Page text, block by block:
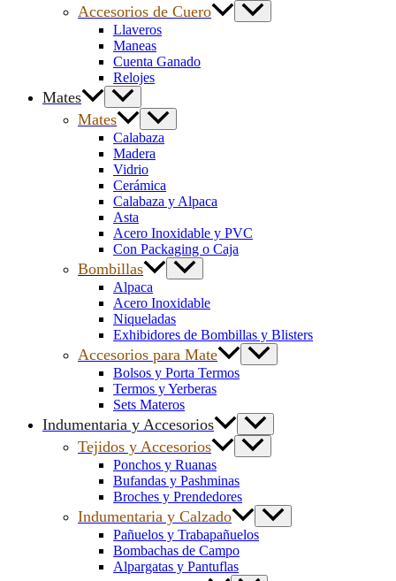
Accesorios de Cuero
Llaveros
Maneas
Cuenta Ganado
Relojes
Mates
Mates
Calabaza
Madera
Vidrio
Cerámica
Calabaza y Alpaca
Asta
Acero Inoxidable y PVC
Con Packaging o Caja
Bombillas
Alpaca
Acero Inoxidable
Niqueladas
Exhibidores de Bombillas y Blisters
Accesorios para Mate
Bolsos y Porta Termos
Termos y Yerberas
Sets Materos
Indumentaria y Accesorios
Tejidos y Accesorios
Ponchos y Ruanas
Bufandas y Pashminas
Broches y Prendedores
Indumentaria y Calzado
Pañuelos y Trabapañuelos
Bombachas de Campo
Alpargatas y Pantuflas